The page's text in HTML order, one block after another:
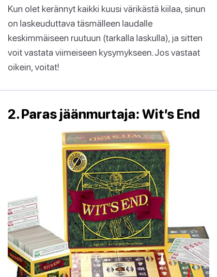
Kun olet kerännyt kaikki kuusi värikästä kiilaa, sinun
on laskeuduttava täsmälleen laudalle
keskimmäiseen ruutuun (tarkalla laskulla), ja sitten
voit vastata viimeiseen kysymykseen. Jos vastaat
oikein, voitat!
2. Paras jäänmurtaja: Wit’s End